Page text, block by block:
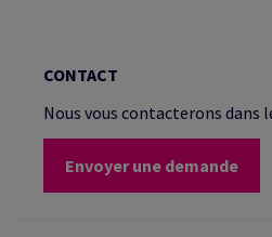
CONTACT
Nous vous contacterons dans
Envoyer une demande